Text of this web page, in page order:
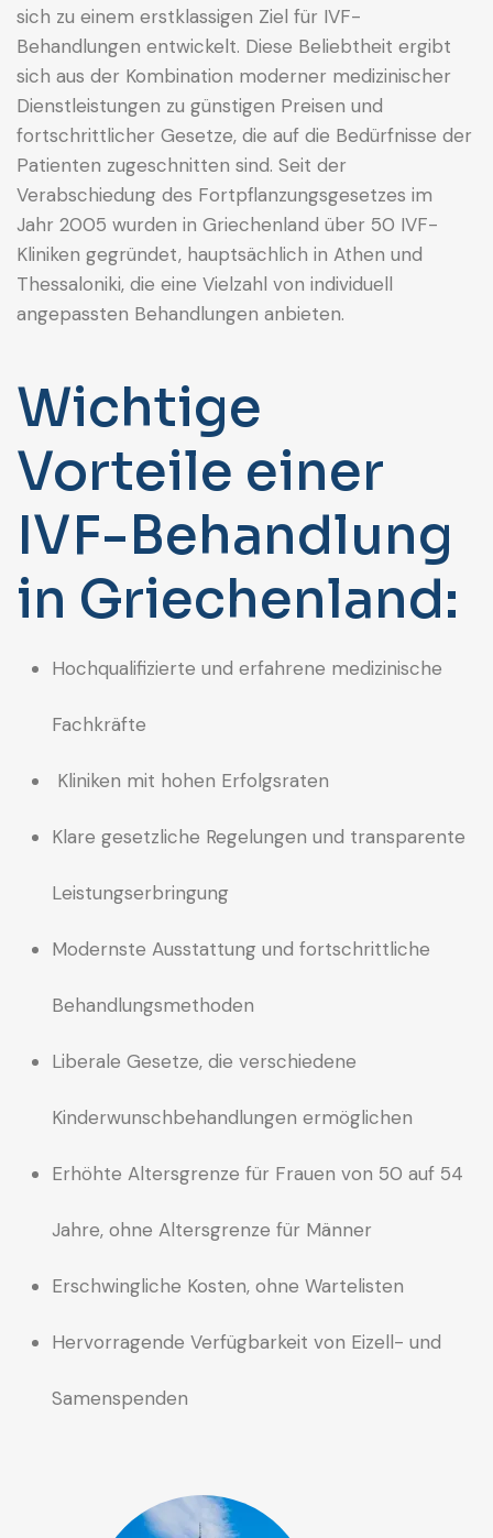
sich zu einem erstklassigen Ziel für IVF-
Behandlungen entwickelt. Diese Beliebtheit ergibt
sich aus der Kombination moderner medizinischer
Dienstleistungen zu günstigen Preisen und
fortschrittlicher Gesetze, die auf die Bedürfnisse der
Patienten zugeschnitten sind. Seit der
Verabschiedung des Fortpflanzungsgesetzes im
Jahr 2005 wurden in Griechenland über 50 IVF-
Kliniken gegründet, hauptsächlich in Athen und
Thessaloniki, die eine Vielzahl von individuell
angepassten Behandlungen anbieten.
Wichtige
Vorteile einer
IVF-Behandlung
in Griechenland:
Hochqualifizierte und erfahrene medizinische
Fachkräfte
Kliniken mit hohen Erfolgsraten
Klare gesetzliche Regelungen und transparente
Leistungserbringung
Modernste Ausstattung und fortschrittliche
Behandlungsmethoden
Liberale Gesetze, die verschiedene
Kinderwunschbehandlungen ermöglichen
Erhöhte Altersgrenze für Frauen von 50 auf 54
Jahre, ohne Altersgrenze für Männer
Erschwingliche Kosten, ohne Wartelisten
Hervorragende Verfügbarkeit von Eizell- und
Samenspenden